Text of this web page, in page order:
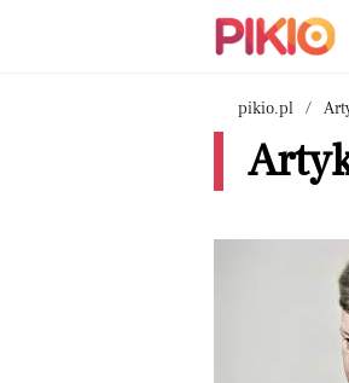
pikio.pl